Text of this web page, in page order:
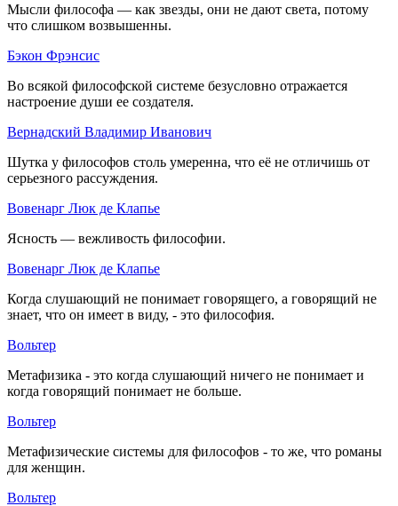
Мысли философа — как звезды, они не дают света, потому
что слишком возвышенны.
Бэкон Фрэнсис
Во всякой философской системе безусловно отражается
настроение души ее создателя.
Вернадский Владимир Иванович
Шутка у философов столь умеренна, что её не отличишь от
серьезного рассуждения.
Вовенарг Люк де Клапье
Ясность — вежливость философии.
Вовенарг Люк де Клапье
Когда слушающий не понимает говорящего, а говорящий не
знает, что он имеет в виду, - это философия.
Вольтер
Метафизика - это когда слушающий ничего не понимает и
когда говорящий понимает не больше.
Вольтер
Метафизические системы для философов - то же, что романы
для женщин.
Вольтер